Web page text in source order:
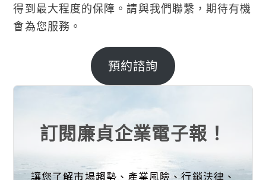
得到最大程度的保障。請與我們聯繫，期待有機
會為您服務。
預約諮詢
訂閱廉貞企業電子報！
讓您了解市場趨勢、產業風險、行銷法律、